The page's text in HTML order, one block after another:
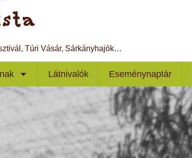
Túri Vásár, Sárkányhajók…
Látnivalók Eseménynaptár